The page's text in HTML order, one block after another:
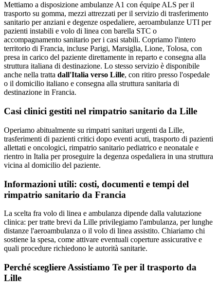
Mettiamo a disposizione ambulanze A1 con équipe ALS per il
trasporto su gomma, mezzi attrezzati per il servizio di trasferimento
sanitario per anziani e degenze ospedaliere, aeroambulanze UTI per
pazienti instabili e volo di linea con barella STC o
accompagnamento sanitario per i casi stabili. Copriamo l'intero
territorio di Francia, incluse Parigi, Marsiglia, Lione, Tolosa, con
presa in carico del paziente direttamente in reparto e consegna alla
struttura italiana di destinazione. Lo stesso servizio è disponibile
anche nella tratta dall'Italia verso Lille, con ritiro presso l'ospedale
o il domicilio italiano e consegna alla struttura sanitaria di
destinazione in Francia.
Casi clinici gestiti nel rimpatrio sanitario da Lille
Operiamo abitualmente su rimpatri sanitari urgenti da Lille,
trasferimenti di pazienti critici dopo eventi acuti, trasporto di pazienti
allettati e oncologici, rimpatrio sanitario pediatrico e neonatale e
rientro in Italia per proseguire la degenza ospedaliera in una struttura
vicina al domicilio del paziente.
Informazioni utili: costi, documenti e tempi del
rimpatrio sanitario da Francia
La scelta fra volo di linea e ambulanza dipende dalla valutazione
clinica: per tratte brevi da Lille privilegiamo l'ambulanza, per lunghe
distanze l'aeroambulanza o il volo di linea assistito. Chiariamo chi
sostiene la spesa, come attivare eventuali coperture assicurative e
quali procedure richiedono le autorità sanitarie.
Perché scegliere Assistiamo Te per il trasporto da
Lille